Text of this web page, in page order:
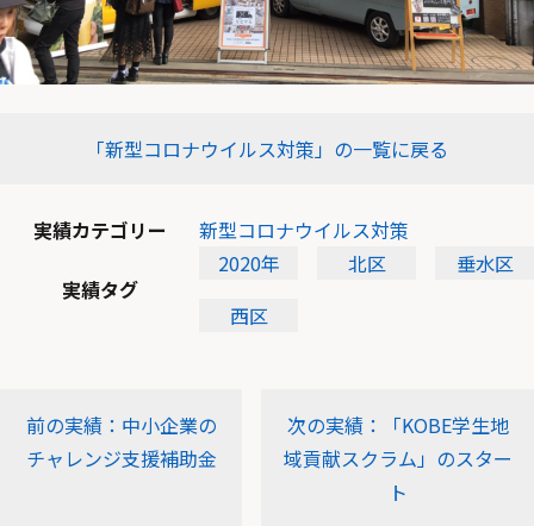
「新型コロナウイルス対策」の一覧に戻る
実績カテゴリー 新型コロナウイルス対策
実績タグ
2020年 北区
垂水区
西区
前の実績：中小企業の
チャレンジ支援補助金
次の実績：「KOBE学生地
域貢献スクラム」のスター
ト